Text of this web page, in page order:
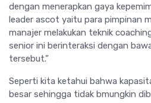
dengan menerapkan gaya
leader ascot yaitu para pimpinan
manajer melakukan teknik
senior ini berinteraksi dengan
tersebut.”
Seperti kita ketahui bahwa
besar sehingga tidak bmungkin